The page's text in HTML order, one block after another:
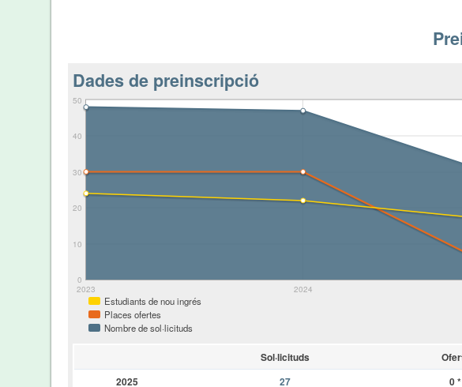
Dades de preinscripció
2023 2024
0
10
20
30
40
50
Estudiants de nou ingrés
Places ofertes
Nombre de sol·licituds
Sol·licituds
2025
27 0*